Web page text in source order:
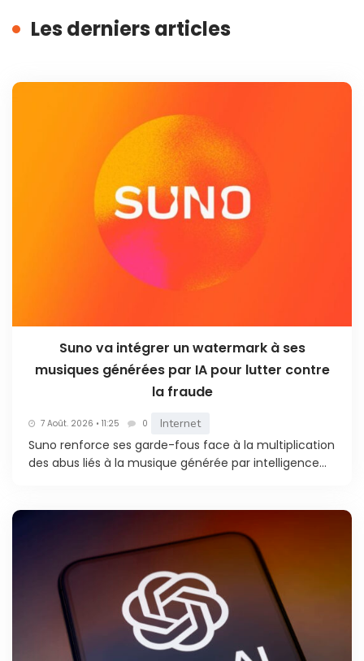
Les derniers articles
Suno va intégrer un watermark à ses
musiques générées par IA pour lutter contre
la fraude
7 Août. 2026 • 11:25 0 Internet
Suno renforce ses garde-fous face à la multiplication
des abus liés à la musique générée par intelligence...